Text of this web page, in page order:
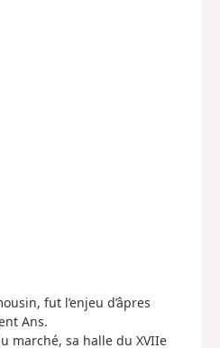
fut l’enjeu d’âpres
Ans.
marché, sa halle du XVIIe